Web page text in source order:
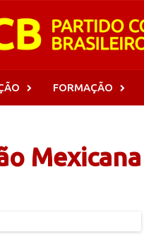
FORMAÇÃO
Mexicana